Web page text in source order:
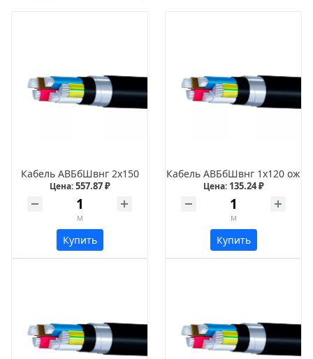
Кабель АВБбШвнг 2х150
Цена:557.87 ₽
м
Купить
Кабель АВБбШвнг 1х120 ож
Цена: 135.24 ₽
м
Купить